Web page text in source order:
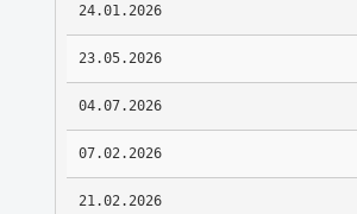
24.01.2026
23.05.2026
04.07.2026
07.02.2026
21.02.2026